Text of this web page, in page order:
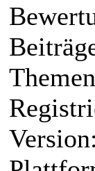
Version: